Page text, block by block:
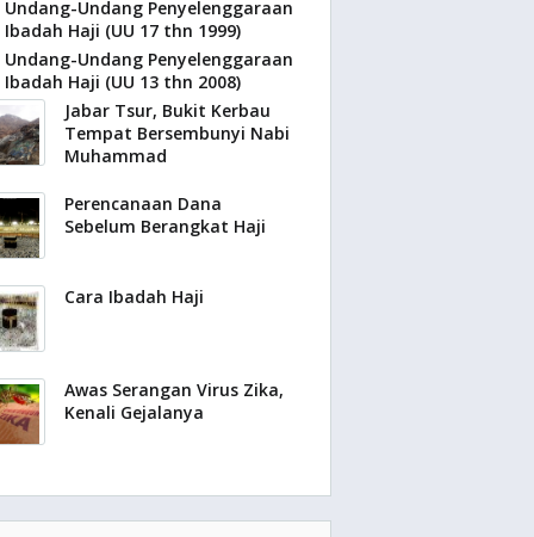
Undang-Undang Penyelenggaraan
Ibadah Haji (UU 17 thn 1999)
Undang-Undang Penyelenggaraan
Ibadah Haji (UU 13 thn 2008)
Jabar Tsur, Bukit Kerbau
Tempat Bersembunyi Nabi
Muhammad
Perencanaan Dana
Sebelum Berangkat Haji
Cara Ibadah Haji
Awas Serangan Virus Zika,
Kenali Gejalanya